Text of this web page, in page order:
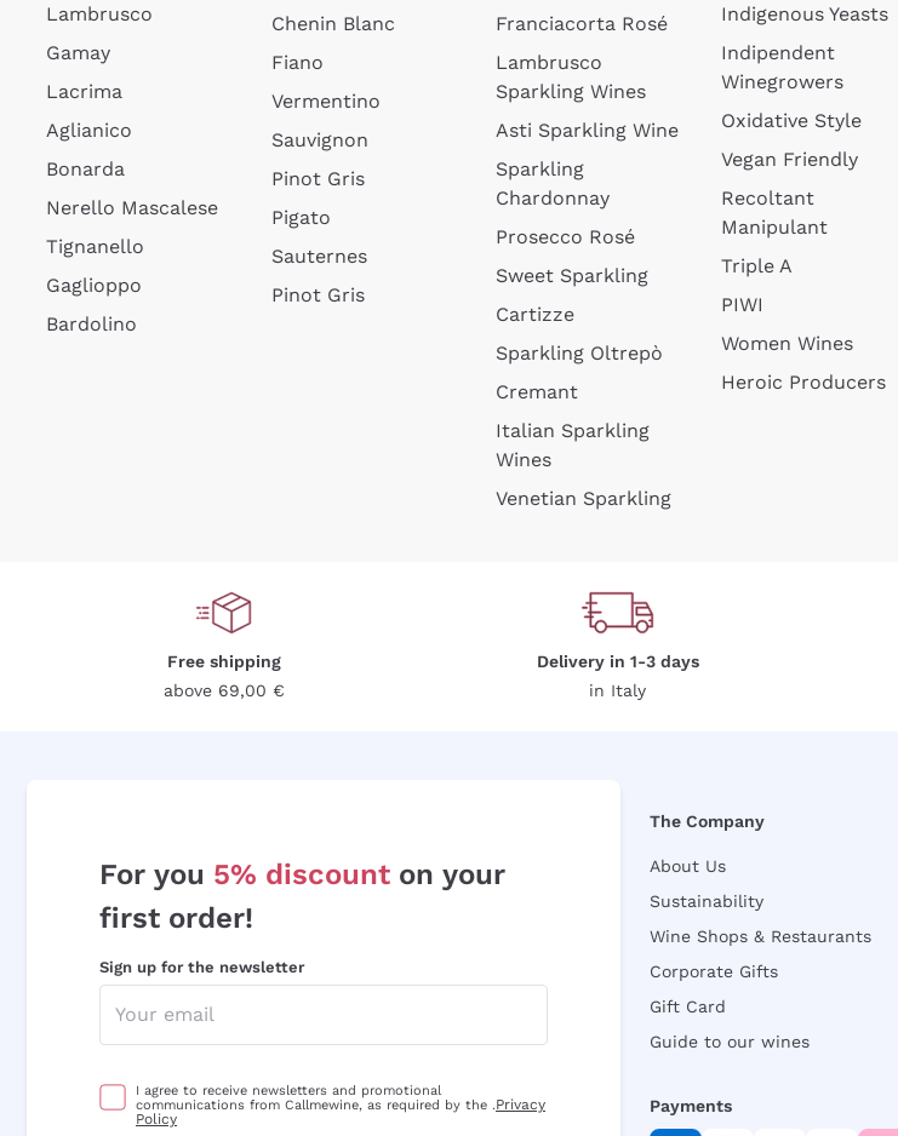
Lambrusco
Gamay
Lacrima
Aglianico
Bonarda
Nerello Mascalese
Tignanello
Gaglioppo
Bardolino
Chenin Blanc
Fiano
Vermentino
Sauvignon
Pinot Gris
Pigato
Sauternes
Pinot Gris
Franciacorta Rosé
Lambrusco
Sparkling Wines
Asti Sparkling Wine
Sparkling
Chardonnay
Prosecco Rosé
Sweet Sparkling
Cartizze
Sparkling Oltrepò
Cremant
Italian Sparkling
Wines
Venetian Sparkling
Indigenous Yeasts
Indipendent
Winegrowers
Oxidative Style
Vegan Friendly
Recoltant
Manipulant
Triple A
PIWI
Women Wines
Heroic Producers
Free shipping
above 69,00 €
Delivery in 1-3 days
in Italy
For you 5% discount on your
first order!
Sign up for the newsletter
I agree to receive newsletters and promotional
communications from Callmewine, as required by the .Privacy
Policy
The Company
About Us
Sustainability
Wine Shops & Restaurants
Corporate Gifts
Gift Card
Guide to our wines
Payments